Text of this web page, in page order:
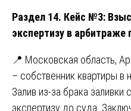
Раздел 14. Кейс №3:
экспертизу в арбитраже
📍 Московская область,
– собственник квартиры в
Залив из-за брака
экспертизу до суда.